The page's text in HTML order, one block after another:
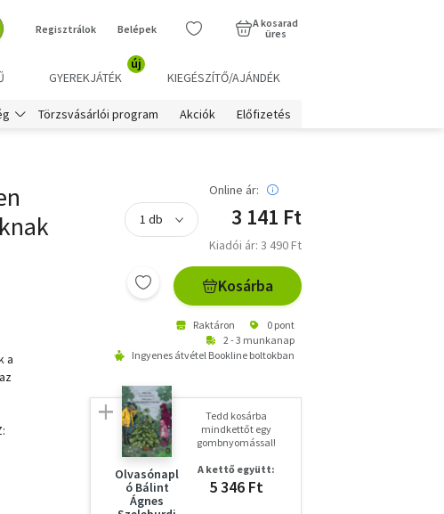
Regisztrálok Belépek
A kosarad
üres
GYEREKJÁTÉK
új
KIEGÉSZÍTŐ/AJÁNDÉK
Törzsvásárlói program Akciók Előfizetés
a
Online ár:
3 141 Ft
Kiadói ár: 3 490 Ft
Kosárba
Raktáron
0 pont
2 - 3 munkanap
Ingyenes átvétel Bookline boltokban
Olvasónapl
ó Bálint
Ágnes
Tedd kosárba
mindkettőt egy
gombnyomással!
A kettő együtt:
5 346 Ft